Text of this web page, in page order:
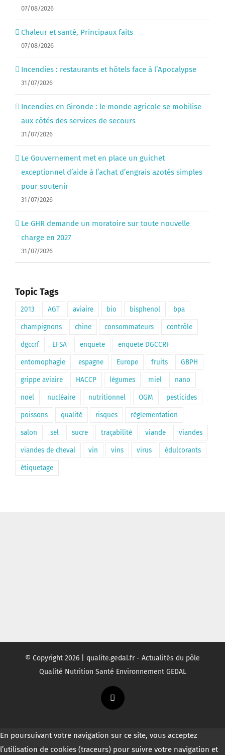
07/08/2026
Chaleur et santé, Principaux faits
07/08/2026
Incendies : restaurants et hôtels face à l’Apocalypse
31/07/2026
Incendies en Gironde : le monde agricole se mobilise
aux côtés des services de secours
31/07/2026
Le Gouvernement met en place un guichet
exceptionnel d’aide à l’achat d’engrais azotés simples
pour soutenir
31/07/2026
Le GHR demande un moratoire sur toute nouvelle
charge en 2027
31/07/2026
Topic Tags
2013 AGT aviaire bio bisphenol bpa
champignons chine consommateurs contrôle
dgccrf EFSA enquete enquete DGCCRF
entomophagie espagne Europe fruits GBPH
grippe aviaire HACCP légumes miel nano
noel nucléaire nutritionnel OGM pesticides
poissons qualité risques règlementation
salon sel sucre traçabilité viande viandes
viandes de cheval vin vins virus édulcorants
étiquetage
© Copyright 2026 | qualite.gedal.fr - Actualités du pôle
Qualité Nutrition Santé Environnement GEDAL
Twitter
En poursuivant votre navigation sur ce site, vous acceptez
l’utilisation de cookies (traceurs) pour suivre votre navigation et